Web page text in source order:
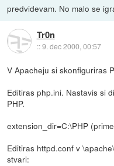
predvidevam. No malo se
Tr0n
::9. dec 2000, 00:57
V Apacheju si skonfiguriras
Editiras php.ini. Nastavis si
PHP.
extension_dir=C:\PHP
Editiras httpd.conf v
stvari: